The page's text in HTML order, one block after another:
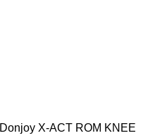
Donjoy X-ACT ROM KNEE